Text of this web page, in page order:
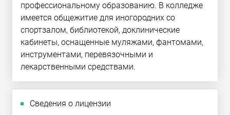
профессиональному образованию. В колледже
имеется общежитие для иногородних со
спортзалом, библиотекой, доклинические
кабинеты, оснащенные муляжами, фантомами,
инструментами, перевязочными и
лекарственными средствами.
Сведения о лицензии